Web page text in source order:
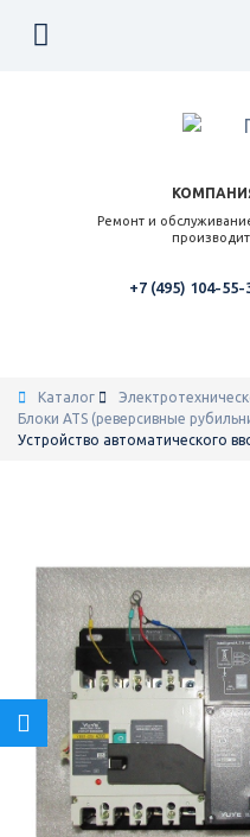
Ремонт и
+7 (495) 104-55-
Каталог
Блоки ATS (реверсивные
Устройство автоматического